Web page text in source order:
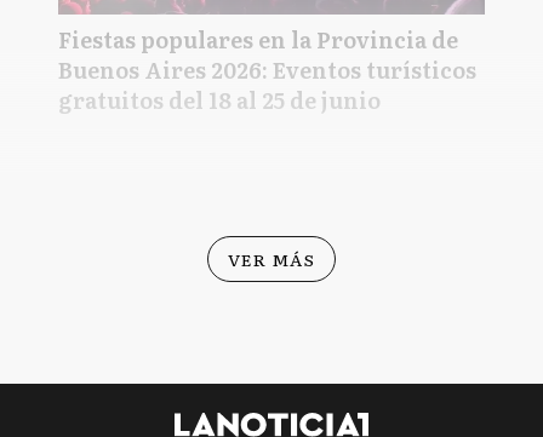
Fiestas populares en la Provincia de
Buenos Aires 2026: Eventos turísticos
gratuitos del 18 al 25 de junio
VER MÁS